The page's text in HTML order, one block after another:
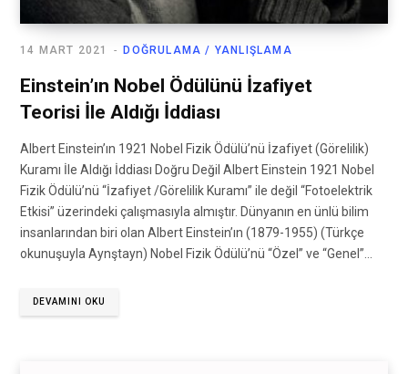
DOĞRULAMA / YANLIŞLAMA
14 MART 2021
Einstein’ın Nobel Ödülünü İzafiyet
Teorisi İle Aldığı İddiası
Albert Einstein’ın 1921 Nobel Fizik Ödülü’nü İzafiyet (Görelilik)
Kuramı İle Aldığı İddiası Doğru Değil Albert Einstein 1921 Nobel
Fizik Ödülü’nü “İzafiyet /Görelilik Kuramı” ile değil “Fotoelektrik
Etkisi” üzerindeki çalışmasıyla almıştır. Dünyanın en ünlü bilim
insanlarından biri olan Albert Einstein’ın (1879-1955) (Türkçe
okunuşuyla Aynştayn) Nobel Fizik Ödülü’nü “Özel” ve “Genel”…
DEVAMINI OKU